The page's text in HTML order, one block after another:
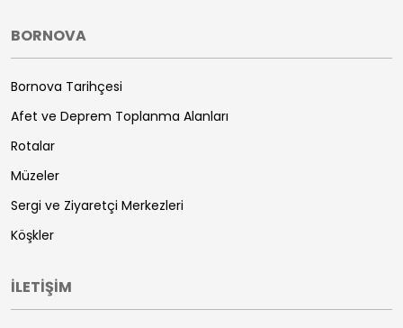
BORNOVA
Bornova Tarihçesi
Afet ve Deprem Toplanma Alanları
Rotalar
Müzeler
Sergi ve Ziyaretçi Merkezleri
Köşkler
İLETİŞİM